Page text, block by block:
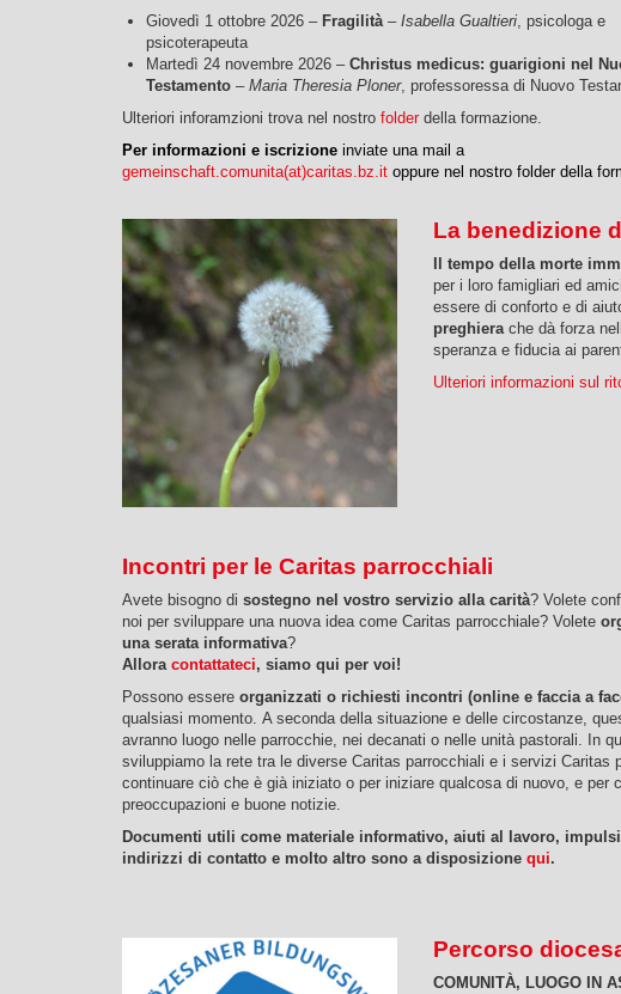
Giovedì 1 ottobre 2026 – Fragilità – Isabella Gualtieri, psicologa e
psicoterapeuta
Martedì 24 novembre 2026 –Christus medicus: guarigioni nel
Testamento – Maria Theresia Ploner, professoressa di Nuovo
Ulteriori inforamzioni trova nel nostro folder della formazione.
Per informazioni e iscrizione inviate una mail a
gemeinschaft.comunita(at)caritas.bz.it oppure nel nostro folder della
La benedizione
Il tempo della morte
per i loro famigliari ed
essere di conforto e di
preghiera che dà forza
speranza e fiducia ai
Ulteriori informazioni sul
Incontri per le Caritas parrocchiali
Avete bisogno di sostegno nel vostro servizio alla carità? Volete
noi per sviluppare una nuova idea come Caritas parrocchiale? Volete
una serata informativa?
Allora contattateci, siamo qui per voi!
Possono essere organizzati o richiesti incontri (online e faccia a
qualsiasi momento. A seconda della situazione e delle circostanze,
avranno luogo nelle parrocchie, nei decanati o nelle unità pastorali. In
sviluppiamo la rete tra le diverse Caritas parrocchiali e i servizi Caritas
continuare ciò che è già iniziato o per iniziare qualcosa di nuovo, e per
preoccupazioni e buone notizie.
Documenti utili come materiale informativo, aiuti al lavoro,
indirizzi di contatto e molto altro sono a disposizione qui.
Percorso
COMUNITÀ, LUOGO IN